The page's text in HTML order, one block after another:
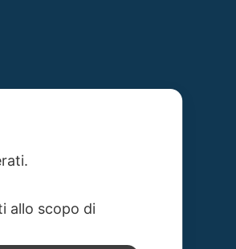
allo scopo di